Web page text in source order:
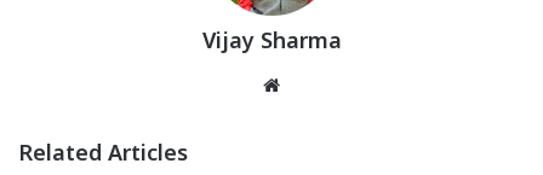
Vijay Sharma
Related Articles